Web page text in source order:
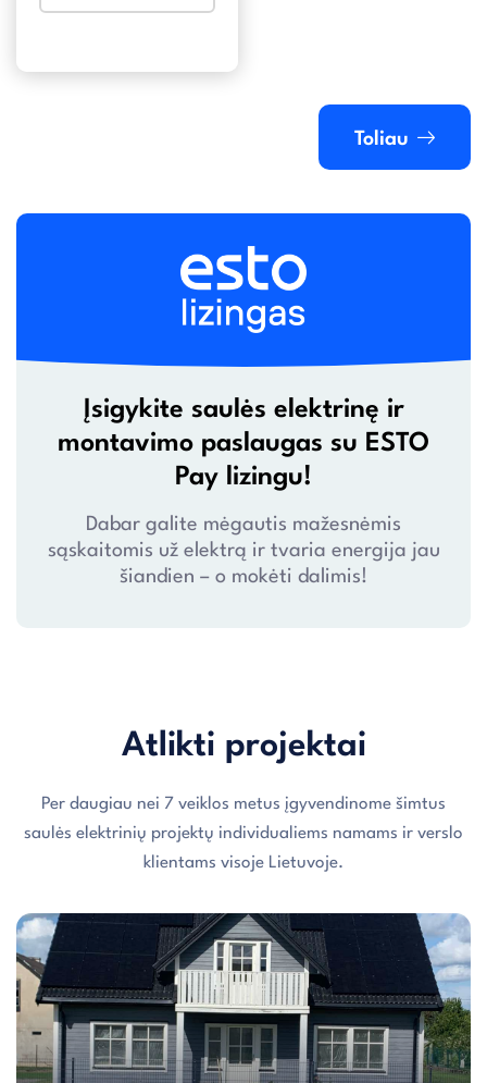
Toliau
Įsigykite saulės elektrinę ir
montavimo paslaugas su ESTO
Pay lizingu!
Dabar galite mėgautis mažesnėmis
sąskaitomis už elektrą ir tvaria energija jau
šiandien – o mokėti dalimis!
Atlikti projektai
Per daugiau nei 7 veiklos metus įgyvendinome šimtus
saulės elektrinių projektų individualiems namams ir verslo
klientams visoje Lietuvoje.